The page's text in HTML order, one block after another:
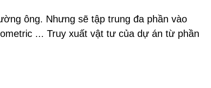
ông. Nhưng sẽ tập trung đa phần vào
... Truy xuất vật tư của dự án từ phần